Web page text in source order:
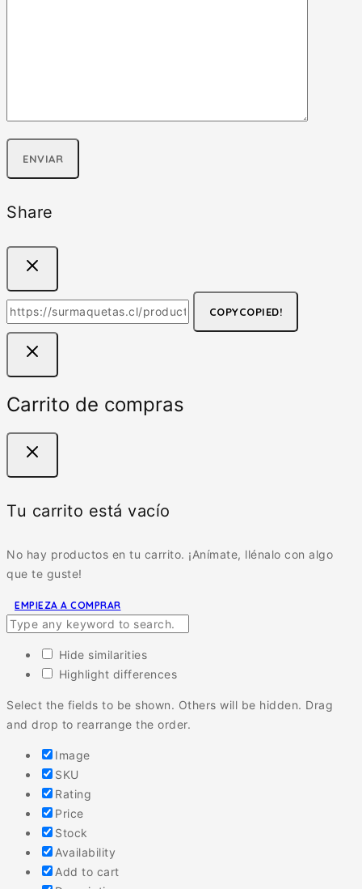
Share
COPYCOPIED!
Carrito de compras
Tu carrito está vacío
No hay productos en tu carrito. ¡Anímate, llénalo con algo
que te guste!
EMPIEZA A COMPRAR
Hide similarities
Highlight differences
Select the fields to be shown. Others will be hidden. Drag
and drop to rearrange the order.
Image
SKU
Rating
Price
Stock
Availability
Add to cart